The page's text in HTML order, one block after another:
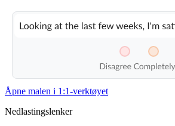
Åpne malen i 1:1-verktøyet
Nedlastingslenker